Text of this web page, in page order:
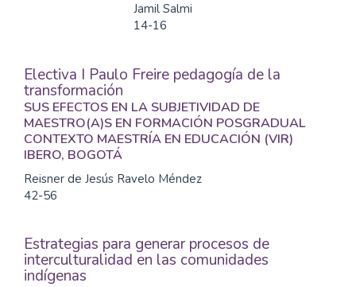
Jamil Salmi
14-16
Electiva I Paulo Freire pedagogía de la
transformación
SUS EFECTOS EN LA SUBJETIVIDAD DE
MAESTRO(A)S EN FORMACIÓN POSGRADUAL
CONTEXTO MAESTRÍA EN EDUCACIÓN (VIR)
IBERO, BOGOTÁ
Reisner de Jesús Ravelo Méndez
42-56
Estrategias para generar procesos de
interculturalidad en las comunidades
indígenas